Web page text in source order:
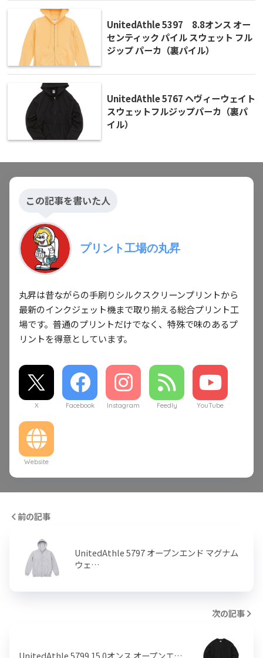
UnitedAthle 5397 8.8オンス オー
センティック パイル スウェット フル
ジップ パーカ（裏パイル）
UnitedAthle 5767 ヘヴィーウェイト
スウェットフルジップパーカ（裏パ
イル）
この記事を書いた人
プリント工場の丸昇
丸昇は昔ながらの手刷りシルクスクリーンプリントから
最新のインクジェット機まで取り揃える総合プリント工
場です。普通のプリントだけでなく、特殊で味のあるプ
リントを得意としています。
X Facebook Instagram Feedly YouTube
Website
前の記事
UnitedAthle 5797 オープンエンド マグナム
ウェ…
次の記事
UnitedAthle 5799 15.0オンス オープンエ…